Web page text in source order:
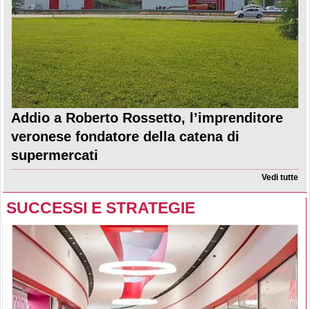
Addio a Roberto Rossetto, l’imprenditore
veronese fondatore della catena di
supermercati
Vedi tutte
SUCCESSI E STRATEGIE